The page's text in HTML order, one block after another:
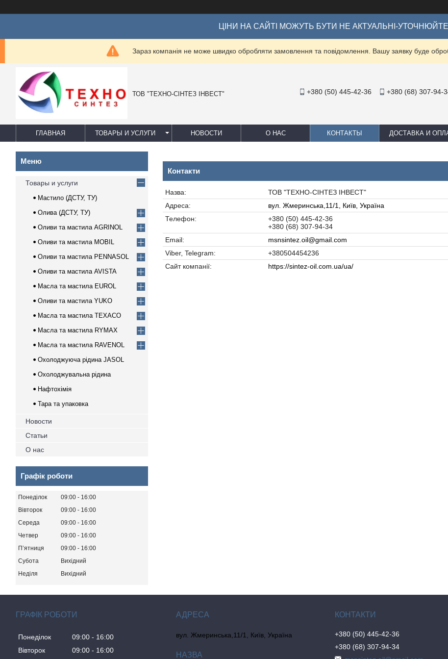
ЦІНИ НА САЙТІ МОЖУТЬ БУТИ НЕ АКТУАЛЬНІ-УТОЧНЮЙТЕ
Зараз компанія не може швидко обробляти замовлення та повідомлення. Вашу заявку буде
ТОВ "ТЕХНО-СІНТЕЗ ІНВЕСТ" +380 (50) 445-42-36 +380 (68) 307-94-
ГЛАВНАЯ ТОВАРЫ И УСЛУГИ НОВОСТИ О НАС КОНТАКТЫ ДОСТАВКА И
Контакти
ТОВ "ТЕХНО-СІНТЕЗ ІНВЕСТ"
вул. Жмеринська,11/1, Київ, Україна
+380 (50) 445-42-36
+380 (68) 307-94-34
msnsintez.oil@gmail.com
Viber, Telegram
+380504454236
https://sintez-oil.com.ua/ua/
Товары и услуги
Мастило (ДСТУ, ТУ)
Олива (ДСТУ, ТУ)
Оливи та мастила AGRINOL
Оливи та мастила MOBIL
Оливи та мастила PENNASOL
Оливи та мастила AVISTA
Масла та мастила EUROL
Оливи та мастила YUKO
Масла та мастила TEXACO
Масла та мастила RYMAX
Масла та мастила RAVENOL
Охолоджуюча рідина JASOL
Охолоджувальна рідина
Нафтохімія
Тара та упаковка
Новости
Статьи
О нас
Графік роботи
Понеділок 09:00
16:00
Вівторок
09:00
16:00
Середа
09:00
16:00
Четвер
09:00
16:00
Пʼятниця
09:00
16:00
Субота
Вихідний
Неділя
Вихідний
ГРАФІК РОБОТИ
Понеділок 09:00
16:00
Вівторок
09:00 16:00
вул. Жмеринська,11/1, Київ, Україна
+380 (50) 445-42-36
+380 (68) 307-94-34